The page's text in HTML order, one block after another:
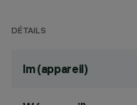
DÉTAILS
lm (appareil)